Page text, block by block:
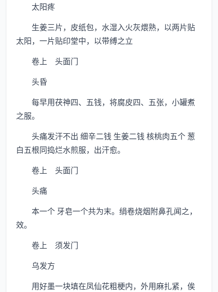
太阳疼
生姜三片，皮纸包，水湿入火灰煨熟，以两片贴
太阳，一片贴印堂中，以带缚之立
卷上 头面门
头昏
每早用茯神四、五钱，将腐皮四、五张，小罐煮
之服。
头痛发汗不出 细辛二钱 生姜二钱 核桃肉五个 葱
白五根同捣烂水煎服，出汗愈。
卷上 头面门
头痛
本一个 牙皂一个共为末。绢卷烧烟附鼻孔闻之，
效。
卷上 须发门
乌发方
用好墨一块填在凤仙花粗梗内，外用麻扎紧，俟